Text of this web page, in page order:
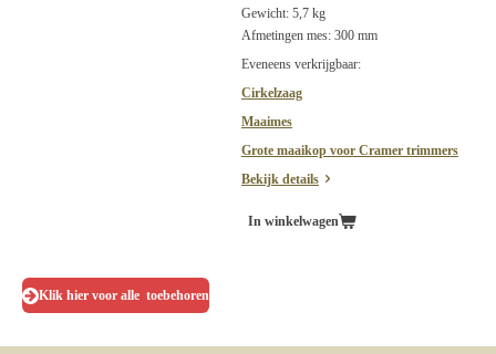
Gewicht: 5,7 kg
Afmetingen mes: 300 mm
Eveneens verkrijgbaar:
Cirkelzaag
Maaimes
Grote maaikop voor Cramer trimmers
Bekijk details
In winkelwagen
Klik hier voor alle toebehoren